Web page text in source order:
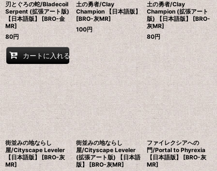
刃とぐろの蛇/Bladecoil
Serpent (拡張アート版)
【日本語版】 [BRO-金
MR]
80円
カートに入れる
土の勇者/Clay
Champion 【日本語版】
[BRO-灰MR]
100円
土の勇者/Clay
Champion (拡張アート
版) 【日本語版】 [BRO-
灰MR]
80円
街並みの地ならし
屋/Cityscape Leveler
【日本語版】 [BRO-灰
MR]
街並みの地ならし
屋/Cityscape Leveler
(拡張アート版) 【日本語
版】 [BRO-灰MR]
ファイレクシアへの
門/Portal to Phyrexia
【日本語版】 [BRO-灰
MR]